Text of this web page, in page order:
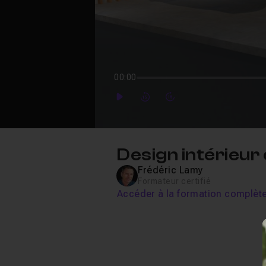
00:00
PlayForwardForward
Design
Frédéric Lamy
Accéder à la formation